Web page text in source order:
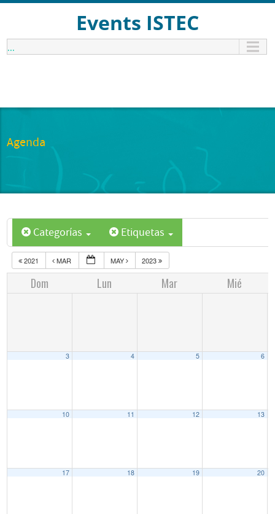
Events ISTEC
...
Agenda
Categorías Etiquetas
2021 MAR MAY 2023
Dom Lun Mar Mié
3 4 5 6
10 11 12 13
17 18 19 20